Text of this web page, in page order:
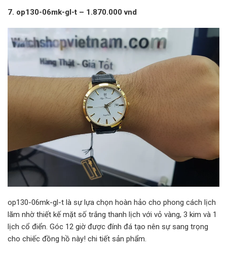
7. op130-06mk-gl-t – 1.870.000 vnd
op130-06mk-gl-t là sự lựa chọn hoàn hảo cho phong cách lịch
lãm nhờ thiết kế mặt số trắng thanh lịch với vỏ vàng, 3 kim và 1
lịch cổ điển. Góc 12 giờ được đính đá tạo nên sự sang trọng
cho chiếc đồng hồ này! chi tiết sản phẩm.